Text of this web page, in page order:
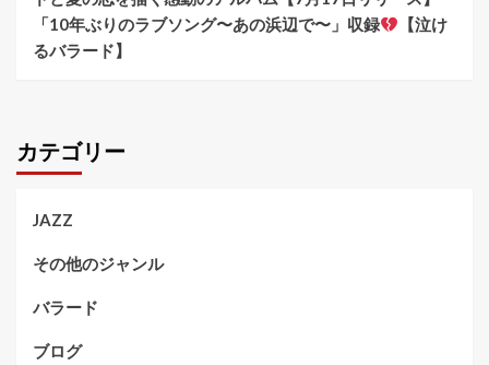
「10年ぶりのラブソング〜あの浜辺で〜」収録
【泣け
るバラード】
カテゴリー
JAZZ
その他のジャンル
バラード
ブログ